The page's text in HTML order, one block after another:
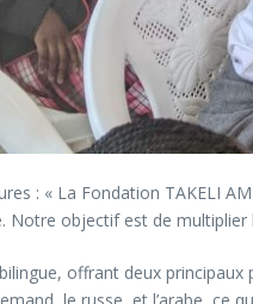
: « La Fondation TAKELI
Notre objectif est de
offrant deux